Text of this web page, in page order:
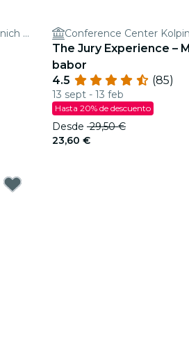
Conference Center Kolpinghaus Munich Central GmbH
The Jury Experience –
babor
4.5
(85)
13 sept - 13 feb
Hasta 20% de descuento
Desde 29,50 €
23,60 €